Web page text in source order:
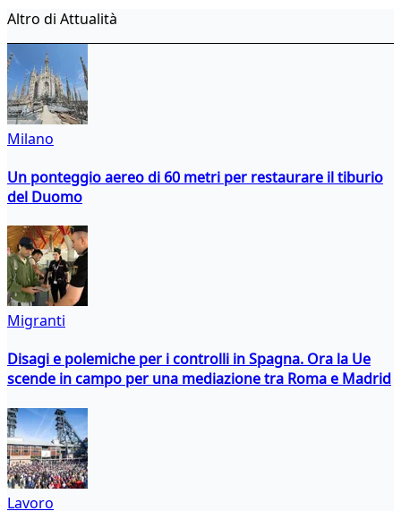
Altro di Attualità
Milano
Un ponteggio aereo di 60 metri per restaurare il tiburio
del Duomo
Migranti
Disagi e polemiche per i controlli in Spagna. Ora la Ue
scende in campo per una mediazione tra Roma e Madrid
Lavoro